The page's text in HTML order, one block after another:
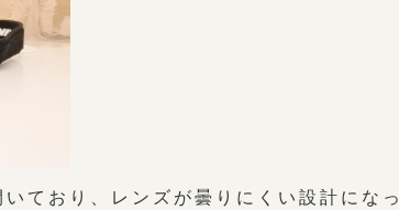
ており、レンズが曇りにくい設計になっ